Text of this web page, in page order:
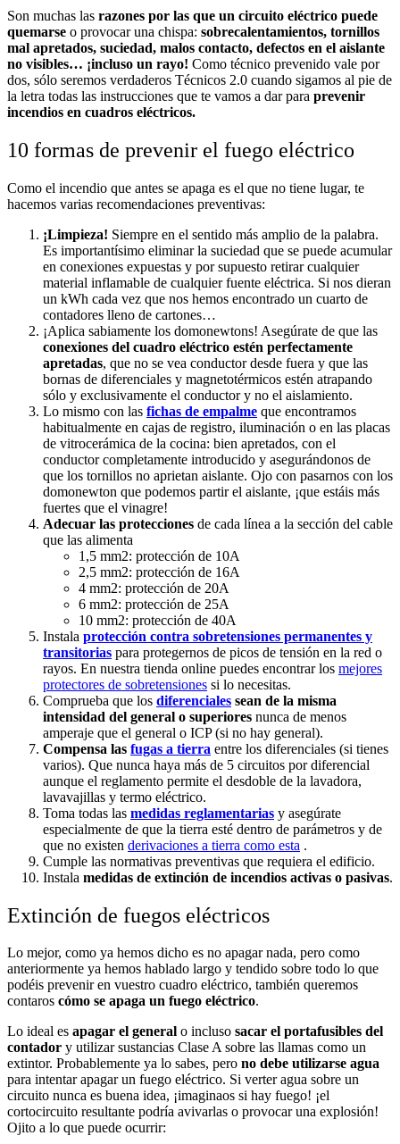
Son muchas las razones por las que un circuito eléctrico puede
quemarse o provocar una chispa: sobrecalentamientos, tornillos
mal apretados, suciedad, malos contacto, defectos en el aislante
no visibles… ¡incluso un rayo! Como técnico prevenido vale por
dos, sólo seremos verdaderos Técnicos 2.0 cuando sigamos al pie de
la letra todas las instrucciones que te vamos a dar para prevenir
incendios en cuadros eléctricos.
10 formas de prevenir el fuego eléctrico
Como el incendio que antes se apaga es el que no tiene lugar, te
hacemos varias recomendaciones preventivas:
¡Limpieza! Siempre en el sentido más amplio de la palabra.
Es importantísimo eliminar la suciedad que se puede acumular
en conexiones expuestas y por supuesto retirar cualquier
material inflamable de cualquier fuente eléctrica. Si nos dieran
un kWh cada vez que nos hemos encontrado un cuarto de
contadores lleno de cartones…
¡Aplica sabiamente los domonewtons! Asegúrate de que las
conexiones del cuadro eléctrico estén perfectamente
apretadas, que no se vea conductor desde fuera y que las
bornas de diferenciales y magnetotérmicos estén atrapando
sólo y exclusivamente el conductor y no el aislamiento.
Lo mismo con las fichas de empalme que encontramos
habitualmente en cajas de registro, iluminación o en las placas
de vitrocerámica de la cocina: bien apretados, con el
conductor completamente introducido y asegurándonos de
que los tornillos no aprietan aislante. Ojo con pasarnos con los
domonewton que podemos partir el aislante, ¡que estáis más
fuertes que el vinagre!
Adecuar las protecciones de cada línea a la sección del cable
que las alimenta
1,5 mm2: protección de 10A
2,5 mm2: protección de 16A
4 mm2: protección de 20A
6 mm2: protección de 25A
10 mm2: protección de 40A
Instala protección contra sobretensiones permanentes y
transitorias para protegernos de picos de tensión en la red o
rayos. En nuestra tienda online puedes encontrar los mejores
protectores de sobretensiones si lo necesitas.
Comprueba que los diferenciales sean de la misma
intensidad del general o superiores nunca de menos
amperaje que el general o ICP (si no hay general).
Compensa las fugas a tierra entre los diferenciales (si tienes
varios). Que nunca haya más de 5 circuitos por diferencial
aunque el reglamento permite el desdoble de la lavadora,
lavavajillas y termo eléctrico.
Toma todas las medidas reglamentarias y asegúrate
especialmente de que la tierra esté dentro de parámetros y de
que no existen derivaciones a tierra como esta .
Cumple las normativas preventivas que requiera el edificio.
Instala medidas de extinción de incendios activas o pasivas.
Extinción de fuegos eléctricos
Lo mejor, como ya hemos dicho es no apagar nada, pero como
anteriormente ya hemos hablado largo y tendido sobre todo lo que
podéis prevenir en vuestro cuadro eléctrico, también queremos
contaros cómo se apaga un fuego eléctrico.
Lo ideal es apagar el general o incluso sacar el portafusibles del
contador y utilizar sustancias Clase A sobre las llamas como un
extintor. Probablemente ya lo sabes, pero no debe utilizarse agua
para intentar apagar un fuego eléctrico. Si verter agua sobre un
circuito nunca es buena idea, ¡imaginaos si hay fuego! ¡el
cortocircuito resultante podría avivarlas o provocar una explosión!
Ojito a lo que puede ocurrir: